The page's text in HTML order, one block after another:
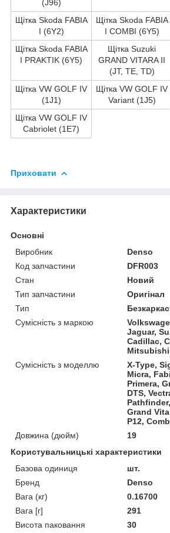
(J96)
Щітка Skoda FABIA
I (6Y2)
Щітка Skoda FABIA
I COMBI (6Y5)
Щітка Skoda FABIA
I PRAKTIK (6Y5)
Щітка Suzuki
GRAND VITARA II
(JT, TE, TD)
Щітка VW GOLF IV
(1J1)
Щітка VW GOLF IV
Variant (1J5)
Щітка VW GOLF IV
Cabriolet (1E7)
Приховати
Характеристики
Основні
Виробник
Denso
Код запчастини
DFR003
Стан
Новий
Тип запчастини
Оригінал
Тип
Сумісність з маркою
Jaguar,
Cadillac,
Сумісність з моделлю
X-Type,
Micra,
Primera,
DTS,
Grand
P12,
Довжина (дюйм)
19
Користувальницькі характеристики
Базова одиниця
шт.
Бренд
Denso
Вага (кг)
0.16700
Вага [г]
291
Висота паковання
30